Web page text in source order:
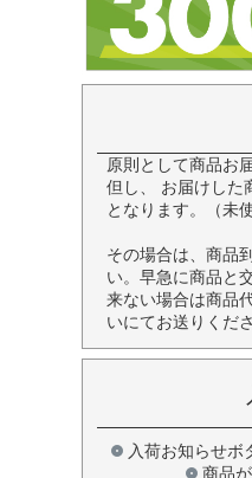
原則として商品お
但し、 お届けした
となります。（未
その場合は、商品
い。早急に商品と
来ない場合は商品
いにてお送りくだ
入荷お知らせボ
商品